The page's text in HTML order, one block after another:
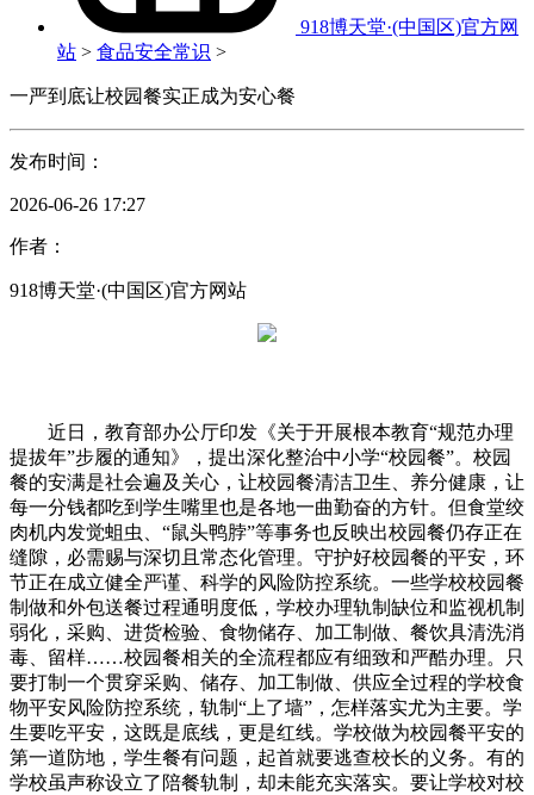
918博天堂·(中国区)官方网
站 > 食品安全常识 >
一严到底让校园餐实正成为安心餐
发布时间：
2026-06-26 17:27
作者：
918博天堂·(中国区)官方网站
近日，教育部办公厅印发《关于开展根本教育“规范办理
提拔年”步履的通知》，提出深化整治中小学“校园餐”。校园
餐的安满是社会遍及关心，让校园餐清洁卫生、养分健康，让
每一分钱都吃到学生嘴里也是各地一曲勤奋的方针。但食堂绞
肉机内发觉蛆虫、“鼠头鸭脖”等事务也反映出校园餐仍存正在
缝隙，必需赐与深切且常态化管理。守护好校园餐的平安，环
节正在成立健全严谨、科学的风险防控系统。一些学校校园餐
制做和外包送餐过程通明度低，学校办理轨制缺位和监视机制
弱化，采购、进货检验、食物储存、加工制做、餐饮具清洗消
毒、留样……校园餐相关的全流程都应有细致和严酷办理。只
要打制一个贯穿采购、储存、加工制做、供应全过程的学校食
物平安风险防控系统，轨制“上了墙”，怎样落实尤为主要。学
生要吃平安，这既是底线，更是红线。学校做为校园餐平安的
第一道防地，学生餐有问题，起首就要逃查校长的义务。有的
学校虽声称设立了陪餐轨制，却未能充实落实。要让学校对校